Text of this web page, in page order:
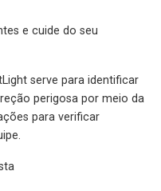
e cuide do seu
serve para identificar
perigosa por meio da
para verificar